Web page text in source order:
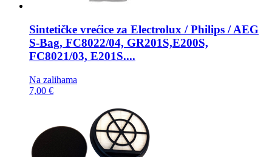
Sintetičke vrećice za Electrolux / Philips / AEG
S-Bag, FC8022/04, GR201S,E200S,
FC8021/03, E201S....
Na zalihama
7,00 €